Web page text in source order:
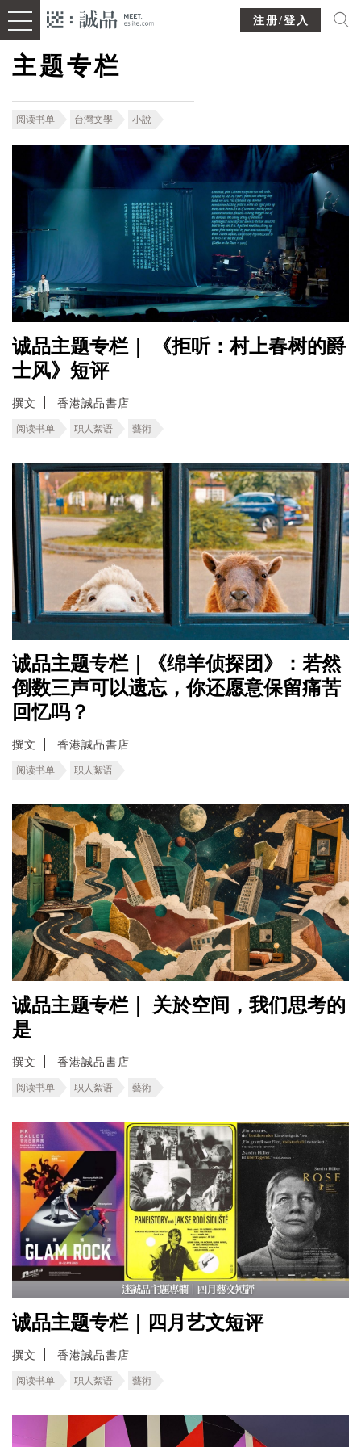
注册/登入
主题专栏
阅读书单 台灣文學 小說
诚品主题专栏｜ 《拒听：村上春树的爵
士风》短评
撰文 香港誠品書店
阅读书单 职人絮语 藝術
诚品主题专栏｜《绵羊侦探团》：若然
倒数三声可以遗忘，你还愿意保留痛苦
回忆吗？
撰文 香港誠品書店
阅读书单 职人絮语
诚品主题专栏｜ 关於空间，我们思考的
是
撰文 香港誠品書店
阅读书单 职人絮语 藝術
诚品主题专栏｜四月艺文短评
撰文 香港誠品書店
阅读书单 职人絮语 藝術